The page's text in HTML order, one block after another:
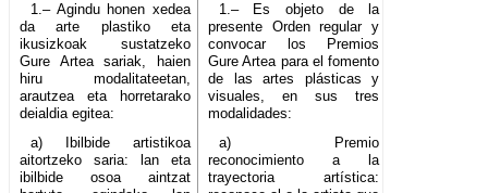
1.– Agindu honen xedea
da arte plastiko eta
ikusizkoak sustatzeko
Gure Artea sariak, haien
hiru modalitateetan,
arautzea eta horretarako
deialdia egitea:
1.– Es objeto de la
presente Orden regular y
convocar los Premios
Gure Artea para el fomento
de las artes plásticas y
visuales, en sus tres
modalidades:
a) Ibilbide artistikoa
aitortzeko saria: lan eta
ibilbide osoa aintzat
a) Premio
reconocimiento a la
trayectoria artística: